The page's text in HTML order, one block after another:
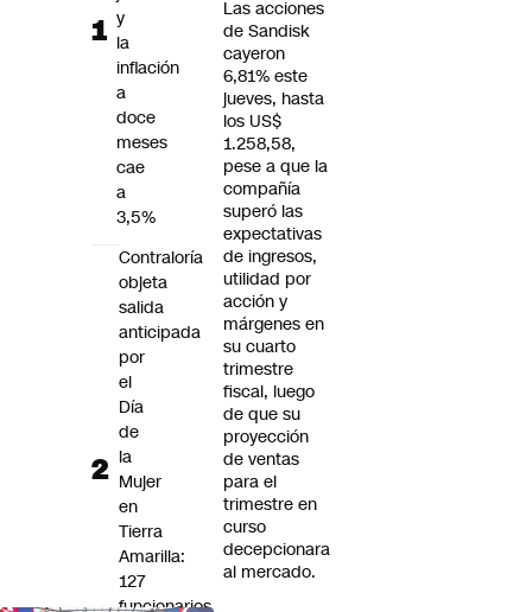
Las acciones
de Sandisk
cayeron
6,81% este
jueves, hasta
los US$
1.258,58,
pese a que la
compañía
superó las
expectativas
de ingresos,
utilidad por
acción y
márgenes en
su cuarto
trimestre
fiscal, luego
de que su
proyección
de ventas
para el
trimestre en
curso
decepcionara
al mercado.
y
la
inflación
a
doce
meses
cae
a
3,5%
Contraloría
objeta
salida
anticipada
por
el
Día
de
la
Mujer
en
Tierra
Amarilla:
127
funcionarios